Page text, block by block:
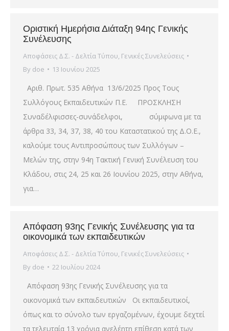
Οριστική Ημερήσια Διάταξη 94ης Γενικής
Συνέλευσης
Αποφάσεις Δ.Σ. - Δελτία Τύπου, Γενικές Συνελεύσεις
By doe 13 Ιουνίου 2025
Αριθ. Πρωτ. 535 Αθήνα 13/6/2025 Προς Τους
Συλλόγους Εκπαιδευτικών Π.Ε. ΠΡΟΣΚΛΗΣΗ
Συναδέλφισσες-συνάδελφοι, σύμφωνα με τα
άρθρα 33, 34, 37, 38, 40 του Καταστατικού της Δ.Ο.Ε.,
καλούμε τους Αντιπροσώπους των Συλλόγων –
Μελών της, στην 94η Τακτική Γενική Συνέλευση του
Κλάδου, στις 24, 25 και 26 Ιουνίου 2025, στην Αθήνα,
για…
Απόφαση 93ης Γενικής Συνέλευσης για τα
οικονομικά των εκπαιδευτικών
Αποφάσεις Δ.Σ. - Δελτία Τύπου, Γενικές Συνελεύσεις
By doe 22 Ιουλίου 2024
Απόφαση 93ης Γενικής Συνέλευσης για τα
οικονομικά των εκπαιδευτικών Οι εκπαιδευτικοί,
όπως και το σύνολο των εργαζομένων, έχουμε δεχτεί
τα τελευταία 13 χρόνια ανελέητη επίθεση κατά των